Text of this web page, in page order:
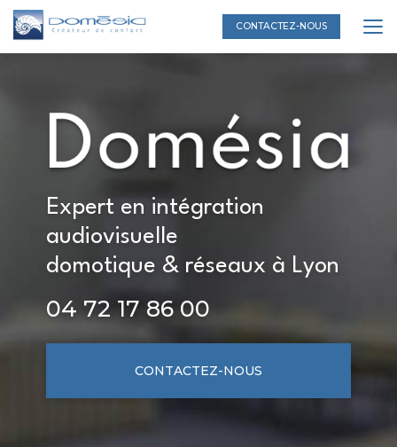
Aller
au
contenu
principal
CONTACTEZ-NOUS
Expert en intégration
audiovisuelle
domotique & réseaux à Lyon
04 72 17 86 00
CONTACTEZ-NOUS